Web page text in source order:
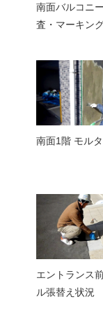
南面バルコニ
査・マーキン
南面1階 モル
エントランス
ル張替え状況